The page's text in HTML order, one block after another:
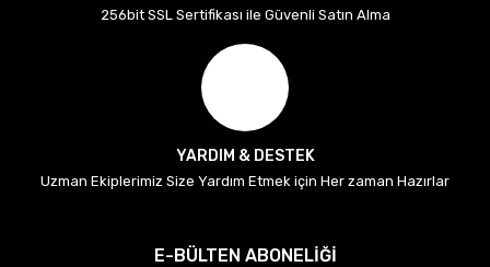
256bit SSL Sertifikası ile Güvenli Satın Alma
YARDIM & DESTEK
Uzman Ekiplerimiz Size Yardım Etmek için Her zaman Hazırlar
E-BÜLTEN ABONELİĞİ